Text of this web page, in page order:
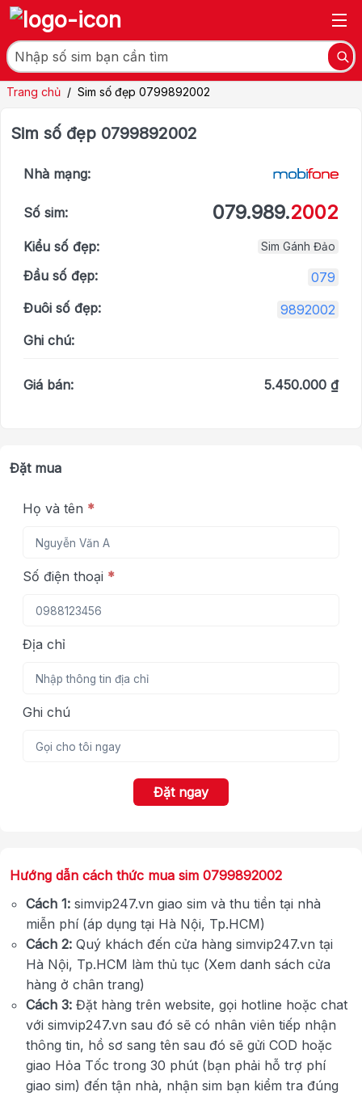
Trang chủ / Sim số đẹp 0799892002
Sim số đẹp 0799892002
Nhà mạng:
Số sim: 079.989.2002
Kiểu số đẹp: Sim Gánh Đảo
Đầu số đẹp:
079
Đuôi số đẹp:
9892002
Ghi chú:
Giá bán: 5.450.000 ₫
Đặt mua
Họ và tên *
Số điện thoại *
Địa chỉ
Ghi chú
Đặt ngay
Hướng dẫn cách thức mua sim 0799892002
Cách 1: simvip247.vn giao sim và thu tiền tại nhà
miễn phí (áp dụng tại Hà Nội, Tp.HCM)
Cách 2: Quý khách đến cửa hàng simvip247.vn tại
Hà Nội, Tp.HCM làm thủ tục (Xem danh sách cửa
hàng ở chân trang)
Cách 3: Đặt hàng trên website, gọi hotline hoặc chat
với simvip247.vn sau đó sẽ có nhân viên tiếp nhận
thông tin, hồ sơ sang tên sau đó sẽ gửi COD hoặc
giao Hỏa Tốc trong 30 phút (bạn phải hỗ trợ phí
giao sim) đến tận nhà, nhận sim bạn kiểm tra đúng